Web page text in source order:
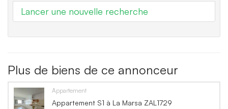
Lancer une nouvelle recherche
Plus de biens de ce annonceur
Appartement
Appartement S1 à La Marsa ZAL1729